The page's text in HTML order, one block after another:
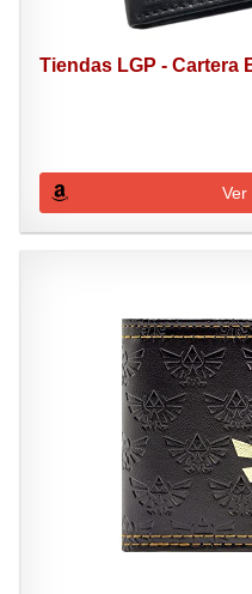
Tiendas LGP - Cartera
Ver